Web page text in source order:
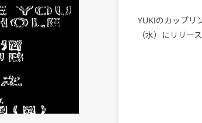
YUKIのカップリ
（水）にリリー